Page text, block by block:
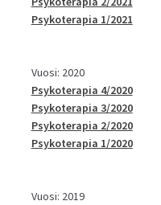
Psykoterapia 1/2021
Vuosi: 2020
Psykoterapia 4/2020
Psykoterapia 3/2020
Psykoterapia 2/2020
Psykoterapia 1/2020
Vuosi: 2019